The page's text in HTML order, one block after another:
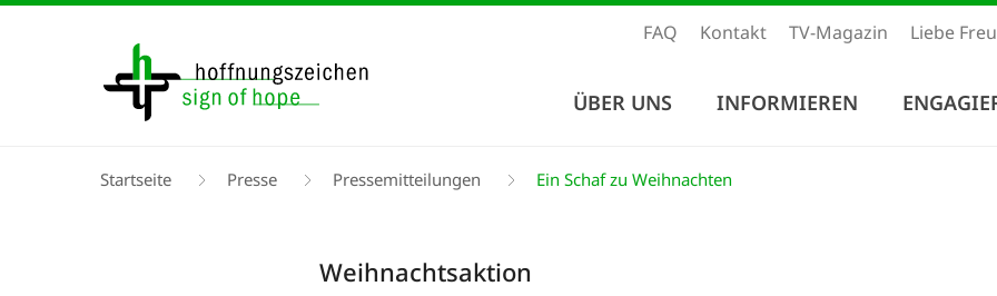
FAQ Kontakt TV-Magazin Liebe
ÜBER UNS INFORMIEREN
Pfadnavigation
Startseite Presse Pressemitteilungen Ein Schaf zu Weihnachten
Weihnachtsaktion